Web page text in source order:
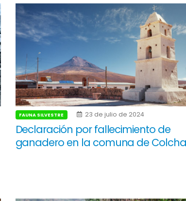
FAUNA SILVESTRE 23 de julio de 2024
Declaración por fallecimiento de
ganadero en la comuna de